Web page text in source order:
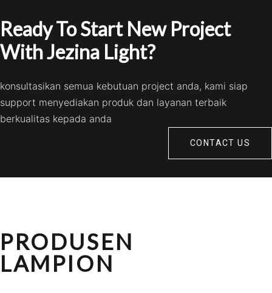
Ready To Start New Project
With Jezina Light?
konsultasikan semua kebutuan project anda, kami siap
support menyediakan produk dan layanan terbaik
berkualitas kepada anda
CONTACT US
PRODUSEN
LAMPION